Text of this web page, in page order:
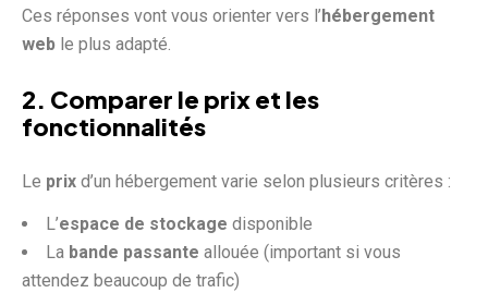
Ces réponses vont vous orienter vers l’hébergement
web le plus adapté.
2. Comparer le prix et les
fonctionnalités
Le prix d’un hébergement varie selon plusieurs critères :
L’espace de stockage disponible
La bande passante allouée (important si vous
attendez beaucoup de trafic)